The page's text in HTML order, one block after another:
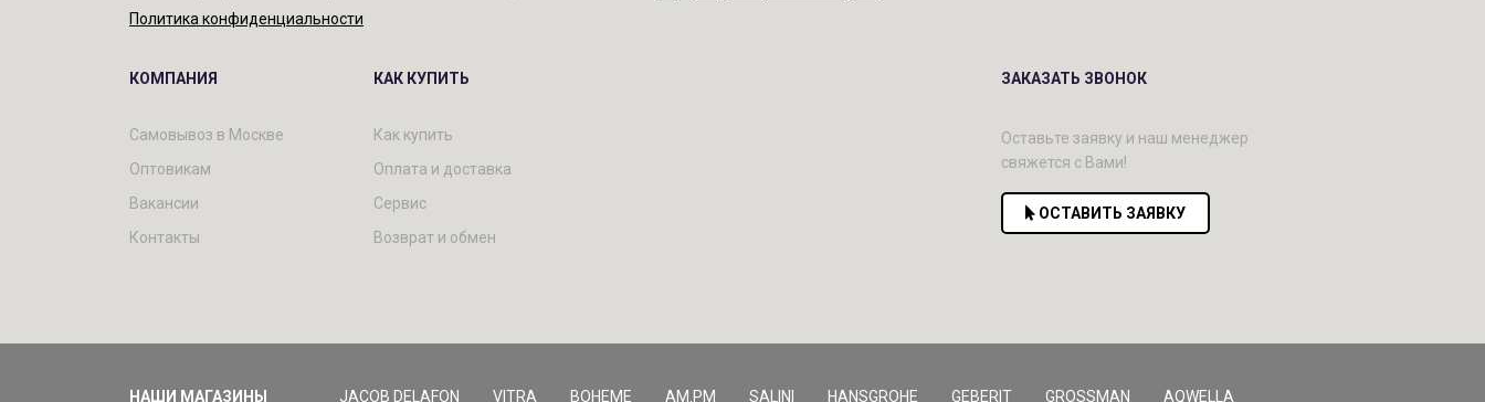
Политика конфиденциальности
КОМПАНИЯ
Самовывоз в Москве
Оптовикам
Вакансии
Контакты
КАК КУПИТЬ
Как купить
Оплата и доставка
Сервис
Возврат и обмен
ЗАКАЗАТЬ ЗВОНОК
Оставьте заявку и наш менеджер
свяжется с Вами!
ОСТАВИТЬ ЗАЯВКУ
НАШИ МАГАЗИНЫ JACOB DELAFON VITRA BOHEME AM.PM SALINI HANSGROHE GEBERIT GROSSMAN AQWELLA